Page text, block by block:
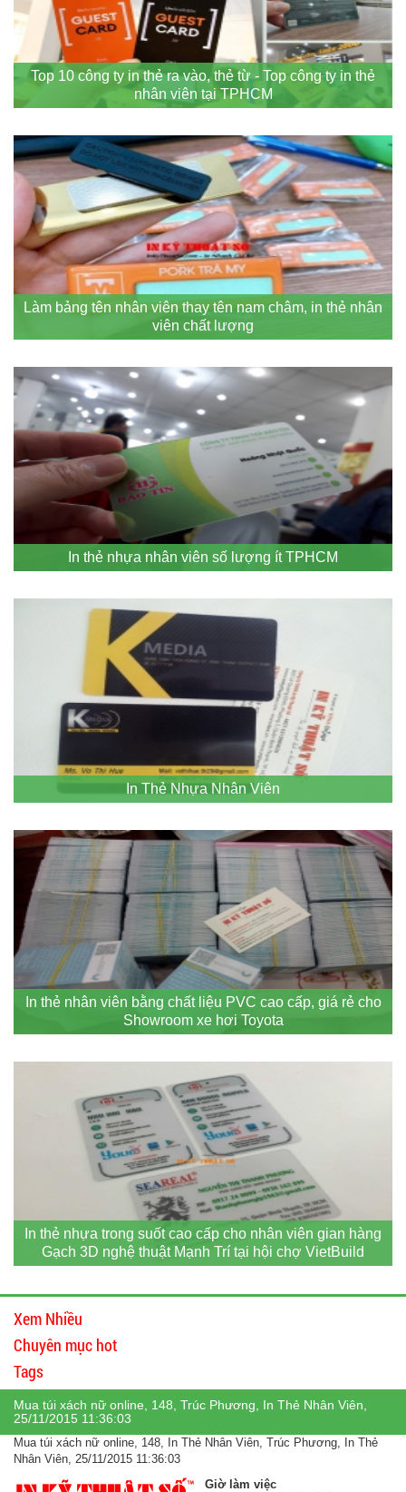
Top 10 công ty in thẻ ra vào, thẻ từ - Top công ty in thẻ
nhân viên tại TPHCM
Làm bảng tên nhân viên thay tên nam châm, in thẻ nhân
viên chất lượng
In thẻ nhựa nhân viên số lượng ít TPHCM
In Thẻ Nhựa Nhân Viên
In thẻ nhân viên bằng chất liệu PVC cao cấp, giá rẻ cho
Showroom xe hơi Toyota
In thẻ nhựa trong suốt cao cấp cho nhân viên gian hàng
Gạch 3D nghệ thuật Mạnh Trí tại hội chợ VietBuild
Xem Nhiều
Chuyên mục hot
Tags
Mua túi xách nữ online, 148, Trúc Phương, In Thẻ Nhân Viên,
25/11/2015 11:36:03
Mua túi xách nữ online, 148, In Thẻ Nhân Viên, Trúc Phương, In Thẻ
Nhân Viên, 25/11/2015 11:36:03
Giờ làm việc